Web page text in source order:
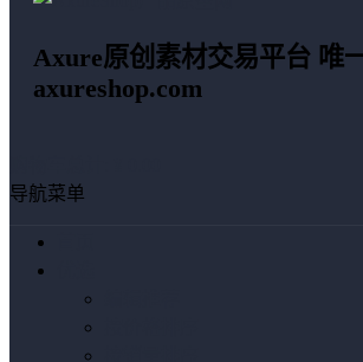
Axure原创素材交易平台 唯
axureshop.com
导航菜单